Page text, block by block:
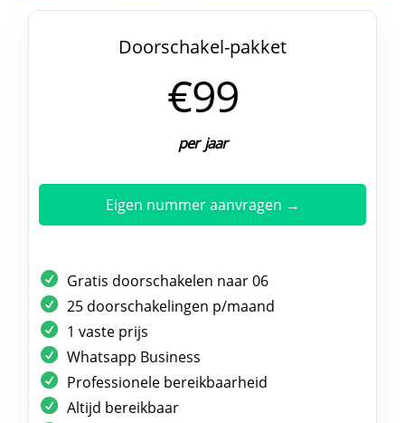
Doorschakel-pakket
€99
per jaar
Eigen nummer aanvragen →
Gratis doorschakelen naar 06
25 doorschakelingen p/maand
1 vaste prijs
Whatsapp Business
Professionele bereikbaarheid
Altijd bereikbaar